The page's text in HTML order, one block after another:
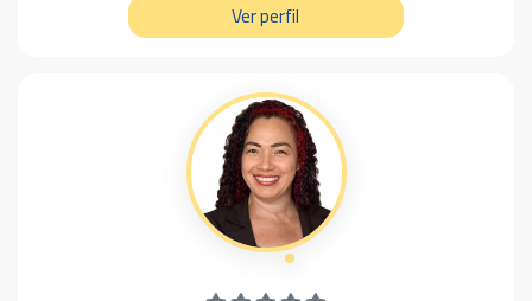
Ver perfil